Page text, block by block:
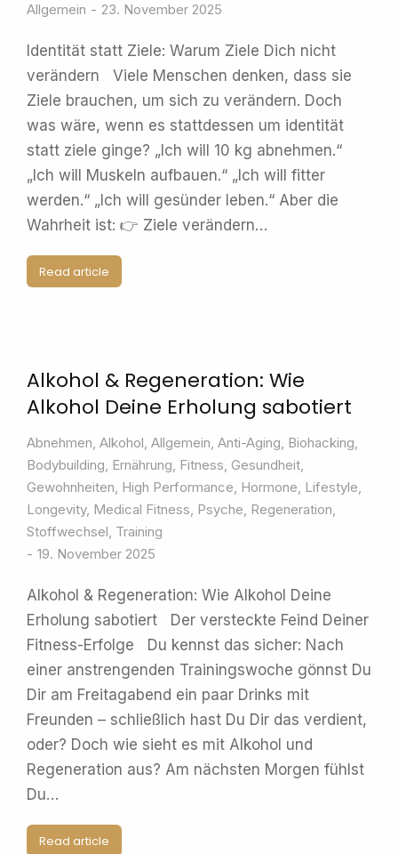
Allgemein 23. November 2025
Identität statt Ziele: Warum Ziele Dich nicht
verändern Viele Menschen denken, dass sie
Ziele brauchen, um sich zu verändern. Doch
was wäre, wenn es stattdessen um identität
statt ziele ginge? „Ich will 10 kg abnehmen.“
„Ich will Muskeln aufbauen.“ „Ich will fitter
werden.“ „Ich will gesünder leben.“ Aber die
Wahrheit ist: 👉 Ziele verändern…
Read article
Alkohol & Regeneration: Wie
Alkohol Deine Erholung sabotiert
Abnehmen, Alkohol, Allgemein, Anti-Aging, Biohacking,
Bodybuilding, Ernährung, Fitness, Gesundheit,
Gewohnheiten, High Performance, Hormone, Lifestyle,
Longevity, Medical Fitness, Psyche, Regeneration,
Stoffwechsel, Training
19. November 2025
Alkohol & Regeneration: Wie Alkohol Deine
Erholung sabotiert Der versteckte Feind Deiner
Fitness-Erfolge Du kennst das sicher: Nach
einer anstrengenden Trainingswoche gönnst Du
Dir am Freitagabend ein paar Drinks mit
Freunden – schließlich hast Du Dir das verdient,
oder? Doch wie sieht es mit Alkohol und
Regeneration aus? Am nächsten Morgen fühlst
Du…
Read article